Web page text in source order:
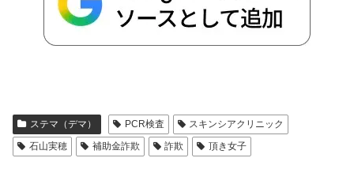
ステマ（デマ） PCR検査
スキンシアクリニック
石山実穂
補助金詐欺 詐欺 頂き女子